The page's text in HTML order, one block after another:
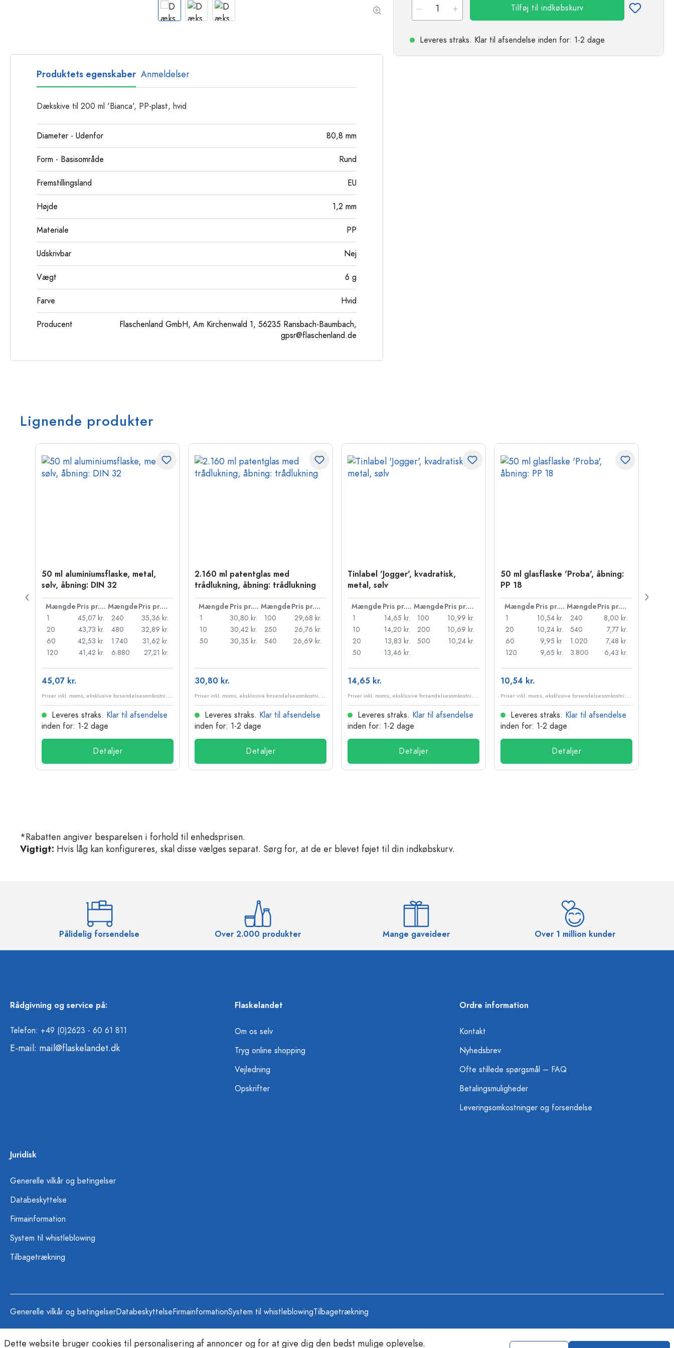
Glasflasker
Plastflasker
Tilføj til indkøbskurv
Leveres straks. Klar til afsendelse inden for: 1-2 dage
Produktets egenskaber Anmeldelser
Dækskive til 200 ml 'Bianca', PP-plast, hvid
Diameter - Udenfor 80,8 mm
Form - Basisområde Rund
Fremstillingsland EU
Højde 1,2 mm
Materiale PP
Udskrivbar Nej
Vægt 6 g
Farve Hvid
Producent
Flaschenland GmbH, Am Kirchenwald 1, 56235 Ransbach-Baumbach,
gpsr@flaschenland.de
Lignende produkter
50 ml aluminiumsflaske, metal,
sølv, åbning: DIN 32
Mængde Pris pr. stk. Mængde
Pris pr. stk.
1
45,07 kr.
20
43,73 kr.
60
42,53 kr.
120
41,42 kr.
240
35,36 kr.
480
32,89 kr.
1.740
31,62 kr.
6.880
27,21 kr.
45,07 kr.
P
riser inkl. moms, eksklusive forsendelsesomkostninger
Leveres straks. Klar til afsendelse
inden for: 1-2 dage
Detaljer
2.160 ml patentglas med
trådlukning, åbning: trådlukning
Mængde Pris pr. stk. Mængde
Pris pr. stk.
1
30,80 kr.
10
30,42 kr.
50
30,35 kr.
100
29,68 kr.
250
26,76 kr.
540
26,69 kr.
30,80 kr.
P
riser inkl. moms, eksklusive forsendelsesomkostninger
Leveres straks. Klar til afsendelse
inden for: 1-2 dage
Detaljer
Tinlabel 'Jogger', kvadratisk,
metal, sølv
Mængde Pris pr. stk. Mængde
Pris pr. stk.
1
14,65 kr.
10
14,20 kr.
20
13,83 kr.
50
13,46 kr.
100
10,99 kr.
200
10,69 kr.
500
10,24 kr.
14,65 kr.
P
riser inkl. moms, eksklusive forsendelsesomkostninger
Leveres straks. Klar til afsendelse
inden for: 1-2 dage
Detaljer
50 ml glasflaske 'Proba', åbning:
PP 18
Mængde Pris pr. stk. Mængde
Pris pr. stk.
1
10,54 kr.
20
10,24 kr.
60
9,95 kr.
120
9,65 kr.
240
8,00 kr.
540
7,77 kr.
1.020
7,48 kr.
3.800
6,43 kr.
10,54 kr.
P
riser inkl. moms, eksklusive forsendelsesomkostninger
Leveres straks. Klar til afsendelse
inden for: 1-2 dage
Detaljer
*Rabatten angiver besparelsen i forhold til enhedsprisen.
Vigtigt: Hvis låg kan konfigureres, skal disse vælges separat. Sørg for, at de er blevet føjet til din indkøbskurv.
Pålidelig forsendelse Over 2.000 produkter Mange gaveideer Over 1 million kunder
Rådgivning og service på:
Telefon: +49 (0)2623 - 60 61 811
E-mail: mail@flaskelandet.dk
Flaskelandet
Om os selv
Tryg online shopping
Vejledning
Opskrifter
Ordre information
Kontakt
Nyhedsbrev
Ofte stillede spørgsmål – FAQ
Betalingsmuligheder
Leveringsomkostninger og forsendelse
Juridisk
Generelle vilkår og betingelser
Databeskyttelse
Firmainformation
System til whistleblowing
Tilbagetrækning
Generelle vilkår og betingelserDatabeskyttelseFirmainformationSystem til whistleblowingTilbagetrækning
Dette website bruger cookies til personalisering af annoncer og for at give dig den bedst mulige oplevelse.